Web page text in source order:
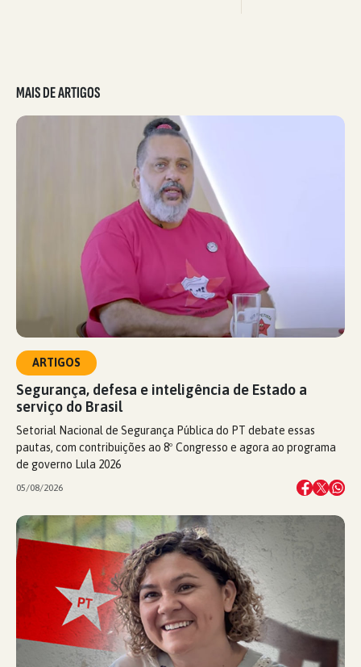
MAIS DE ARTIGOS
ARTIGOS
Segurança, defesa e inteligência de Estado a
serviço do Brasil
Setorial Nacional de Segurança Pública do PT debate essas
pautas, com contribuições ao 8º Congresso e agora ao programa
de governo Lula 2026
05/08/2026